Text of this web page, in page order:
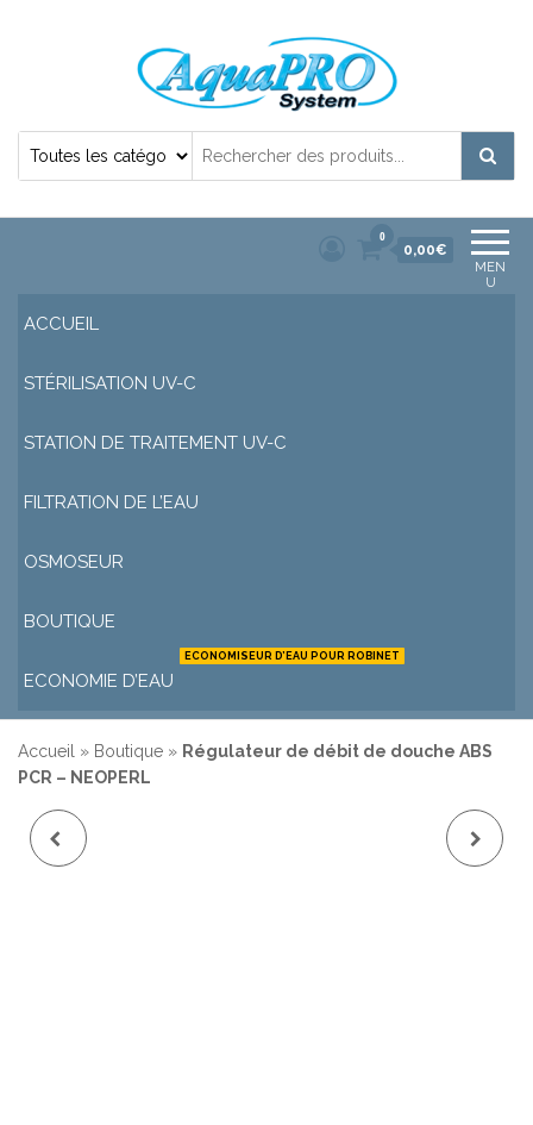
Désinfection Uv de l'eau | Filtration et
MEN
U
0
0,00€
ACCUEIL
STÉRILISATION UV-C
STATION DE TRAITEMENT UV-C
FILTRATION DE L’EAU
OSMOSEUR
BOUTIQUE
ECONOMIE D’EAU
ECONOMISEUR D’EAU POUR ROBINET
Accueil » Boutique » Régulateur de débit de douche ABS
PCR – NEOPERL